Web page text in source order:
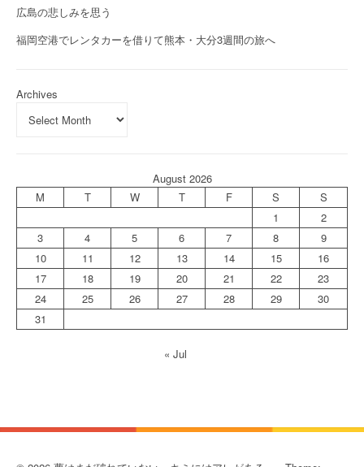
広島の悲しみを思う
福岡空港でレンタカーを借りて熊本・大分3週間の旅へ
Archives
August 2026
M
T W T F S
S
1
2
3
4 5 6 7 8
9
10
11 12 13 14 15
16
17
18 19 20 21 22
23
24
25 26 27 28 29
30
31
« Jul